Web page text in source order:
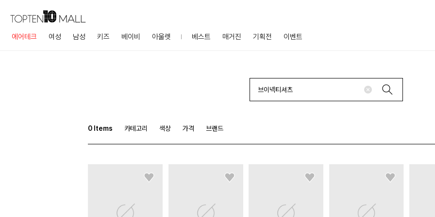
에어테크 여성 남성 키즈 베이비 아울렛 베스트 매거진 기획전 이벤트
0 Items 카테고리 색상 가격 브랜드